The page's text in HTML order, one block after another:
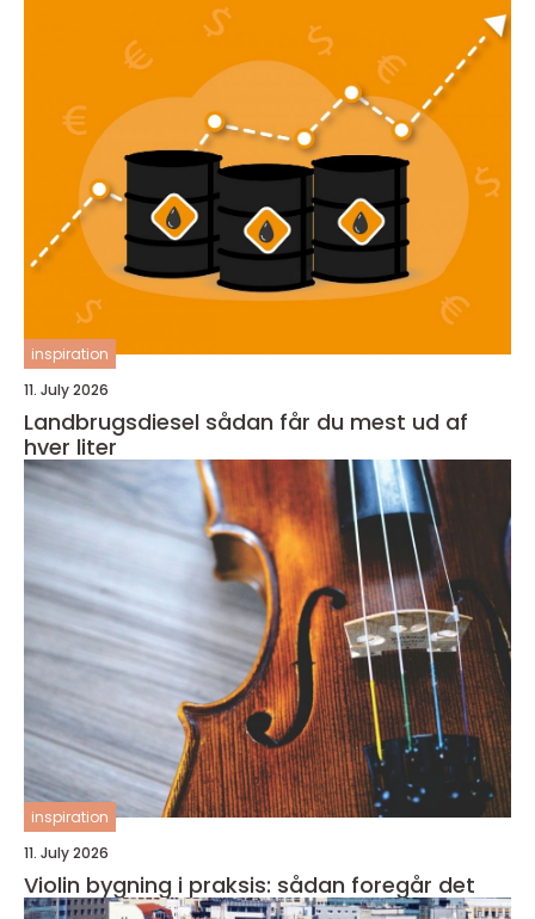
inspiration
11. July 2026
Landbrugsdiesel sådan får du mest ud af
hver liter
inspiration
11. July 2026
Violin bygning i praksis: sådan foregår det